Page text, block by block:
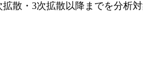
散・3次拡散以降までを分析